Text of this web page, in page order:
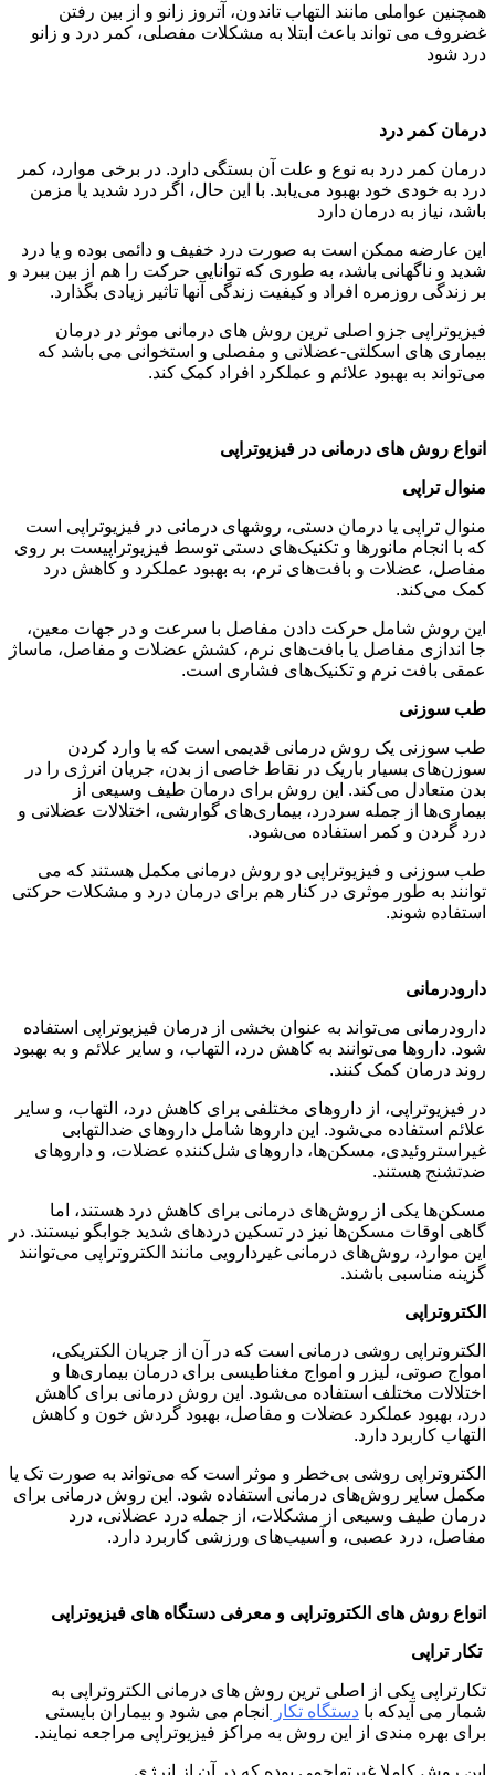
همچنین عواملی مانند التهاب تاندون، آتروز زانو و از بین رفتن
غضروف می تواند باعث ابتلا به مشکلات مفصلی، کمر درد و زانو
درد شود
درمان کمر درد
درمان کمر درد به نوع و علت آن بستگی دارد. در برخی موارد، کمر
درد به خودی خود بهبود می‌یابد. با این حال، اگر درد شدید یا مزمن
باشد، نیاز به درمان دارد
این عارضه ممکن است به صورت درد خفیف و دائمی بوده و یا درد
شدید و ناگهانی باشد، به طوری که توانایی حرکت را هم از بین ببرد و
بر زندگی روزمره افراد و کیفیت زندگی آنها تاثیر زیادی بگذارد.
فیزیوتراپی جزو اصلی ترین روش های درمانی موثر در درمان
بیماری های اسکلتی-عضلانی و مفصلی و استخوانی می باشد که
می‌تواند به بهبود علائم و عملکرد افراد کمک کند.
انواع روش های درمانی در فیزیوتراپی
منوال تراپی
منوال تراپی یا درمان دستی، روشهای درمانی در فیزیوتراپی است
که با انجام مانورها و تکنیک‌های دستی توسط فیزیوتراپیست بر روی
مفاصل، عضلات و بافت‌های نرم، به بهبود عملکرد و کاهش درد
کمک می‌کند.
این روش شامل حرکت دادن مفاصل با سرعت و در جهات معین،
جا اندازی مفاصل یا بافت‌های نرم، کشش عضلات و مفاصل، ماساژ
عمقی بافت نرم و تکنیک‌های فشاری است.
طب سوزنی
طب سوزنی یک روش درمانی قدیمی است که با وارد کردن
سوزن‌های بسیار باریک در نقاط خاصی از بدن، جریان انرژی را در
بدن متعادل می‌کند. این روش برای درمان طیف وسیعی از
بیماری‌ها از جمله سردرد، بیماری‌های گوارشی، اختلالات عضلانی و
درد گردن و کمر استفاده می‌شود.
طب سوزنی و فیزیوتراپی دو روش درمانی مکمل هستند که می
توانند به طور موثری در کنار هم برای درمان درد و مشکلات حرکتی
استفاده شوند.
دارودرمانی
دارودرمانی می‌تواند به عنوان بخشی از درمان فیزیوتراپی استفاده
شود. داروها می‌توانند به کاهش درد، التهاب، و سایر علائم و به بهبود
روند درمان کمک کنند.
در فیزیوتراپی، از داروهای مختلفی برای کاهش درد، التهاب، و سایر
علائم استفاده می‌شود. این داروها شامل داروهای ضدالتهابی
غیراستروئیدی، مسکن‌ها، داروهای شل‌کننده عضلات، و داروهای
ضدتشنج هستند.
مسکن‌ها یکی از روش‌های درمانی برای کاهش درد هستند، اما
گاهی اوقات مسکن‌ها نیز در تسکین دردهای شدید جوابگو نیستند. در
این موارد، روش‌های درمانی غیردارویی مانند الکتروتراپی می‌توانند
گزینه مناسبی باشند.
الکتروتراپی
الکتروتراپی روشی درمانی است که در آن از جریان الکتریکی،
امواج صوتی، لیزر و امواج مغناطیسی برای درمان بیماری‌ها و
اختلالات مختلف استفاده می‌شود. این روش درمانی برای کاهش
درد، بهبود عملکرد عضلات و مفاصل، بهبود گردش خون و کاهش
التهاب کاربرد دارد.
الکتروتراپی روشی بی‌خطر و موثر است که می‌تواند به صورت تک یا
مکمل سایر روش‌های درمانی استفاده شود. این روش درمانی برای
درمان طیف وسیعی از مشکلات، از جمله درد عضلانی، درد
مفاصل، درد عصبی، و آسیب‌های ورزشی کاربرد دارد.
انواع روش های الکتروتراپی و معرفی دستگاه های فیزیوتراپی
تکار تراپی
تکارتراپی یکی از اصلی ترین روش های درمانی الکتروتراپی به
شمار می آیدکه با دستگاه تکار
انجام می شود و بیماران بایستی
برای بهره مندی از این روش به مراکز فیزیوتراپی مراجعه نمایند.
این روش کاملا غیرتهاجمی بوده که در آن از انرژی